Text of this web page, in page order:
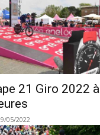
21 Giro 2022 à
05/2022